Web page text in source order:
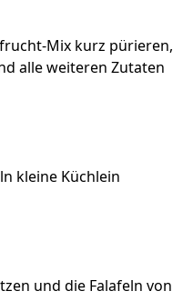
Mix kurz pürieren,
alle weiteren Zutaten
kleine Küchlein
und die Falafeln von